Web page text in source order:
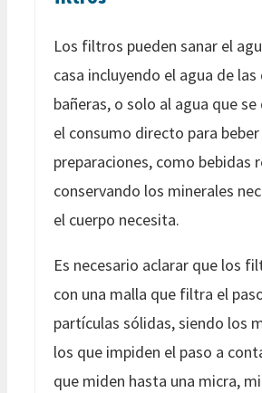
Los filtros pueden sanar el
casa incluyendo el agua de las
bañeras, o solo al agua que
el consumo directo para beber
preparaciones, como bebidas
conservando los minerales
el cuerpo necesita.
Es necesario aclarar que los
con una malla que filtra el
partículas sólidas, siendo los
los que impiden el paso a
que miden hasta una micra,